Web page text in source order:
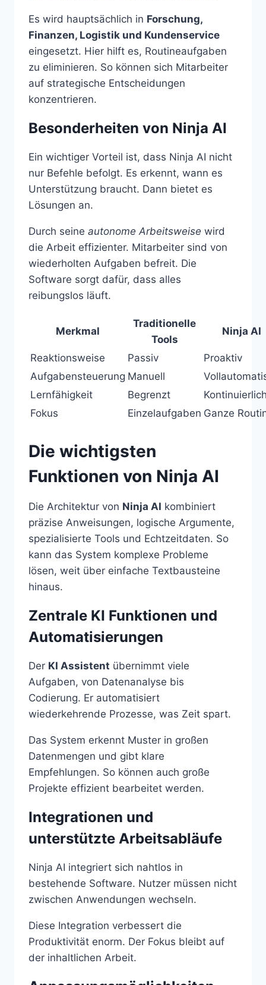
Es wird hauptsächlich in Forschung,
Finanzen, Logistik und Kundenservice
eingesetzt. Hier hilft es, Routineaufgaben
zu eliminieren. So können sich Mitarbeiter
auf strategische Entscheidungen
konzentrieren.
Besonderheiten von Ninja AI
Ein wichtiger Vorteil ist, dass Ninja AI nicht
nur Befehle befolgt. Es erkennt, wann es
Unterstützung braucht. Dann bietet es
Lösungen an.
Durch seine autonome Arbeitsweise wird
die Arbeit effizienter. Mitarbeiter sind von
wiederholten Aufgaben befreit. Die
Software sorgt dafür, dass alles
reibungslos läuft.
Merkmal
Traditionelle
Tools
Ninja AI
Reaktionsweise Passiv
Proaktiv
Aufgabensteuerung Manuell
Lernfähigkeit
Begrenzt
Fokus
Einzelaufgaben Ganze
Die wichtigsten
Funktionen von Ninja AI
Die Architektur von Ninja AI kombiniert
präzise Anweisungen, logische Argumente,
spezialisierte Tools und Echtzeitdaten. So
kann das System komplexe Probleme
lösen, weit über einfache Textbausteine
hinaus.
Zentrale KI Funktionen und
Automatisierungen
Der KI Assistent übernimmt viele
Aufgaben, von Datenanalyse bis
Codierung. Er automatisiert
wiederkehrende Prozesse, was Zeit spart.
Das System erkennt Muster in großen
Datenmengen und gibt klare
Empfehlungen. So können auch große
Projekte effizient bearbeitet werden.
Integrationen und
unterstützte Arbeitsabläufe
Ninja AI integriert sich nahtlos in
bestehende Software. Nutzer müssen nicht
zwischen Anwendungen wechseln.
Diese Integration verbessert die
Produktivität enorm. Der Fokus bleibt auf
der inhaltlichen Arbeit.